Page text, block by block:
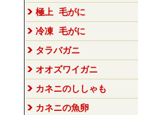
極上 毛がに
冷凍 毛がに
タラバガニ
オオズワイガニ
カネニのししゃも
カネニの魚卵